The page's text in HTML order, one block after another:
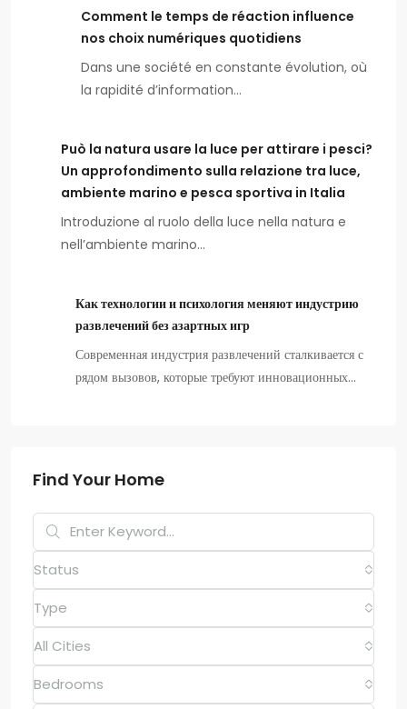
Comment le temps de réaction influence
nos choix numériques quotidiens
Dans une société en constante évolution, où
la rapidité d’information…
Può la natura usare la luce per attirare i pesci?
Un approfondimento sulla relazione tra luce,
ambiente marino e pesca sportiva in Italia
Introduzione al ruolo della luce nella natura e
nell’ambiente marino…
Как технологии и психология меняют индустрию
развлечений без азартных игр
Современная индустрия развлечений сталкивается с
рядом вызовов, которые требуют инновационных…
Find Your Home
Status
Type
All Cities
Bedrooms